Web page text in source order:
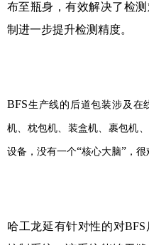
布至瓶身，有效解决了检
制进一步提升检测精度。
BFS生产线的后道包装涉及在
机、枕包机、装盒机、裹包机
设备，没有一个“核心大脑” ，
哈工龙延有针对性的对BFS